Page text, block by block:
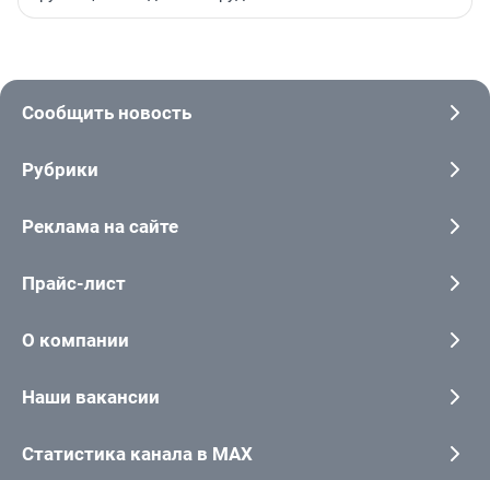
Сообщить новость
Рубрики
Реклама на сайте
Прайс-лист
О компании
Наши вакансии
Статистика канала в MAX